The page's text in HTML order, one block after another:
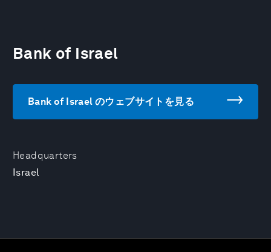
Headquarters
Israel
Bank of Israel
Bank of Israel のウェブサイトを見る